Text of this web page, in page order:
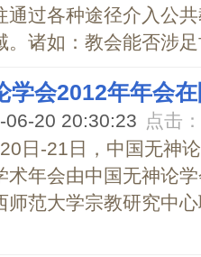
通过各种途径介入公
。诸如：教会能否涉
学会2012年年会
06-20 20:30:23 点击：
日-21日，中国无神
术年会由中国无神论
师范大学宗教研究中